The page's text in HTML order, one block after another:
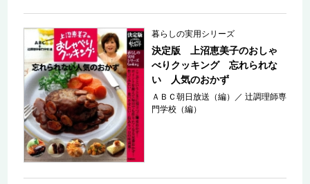
暮らしの実用シリーズ
決定版 上沼恵美子のおしゃ
べりクッキング 忘れられな
い 人気のおかず
ＡＢＣ朝日放送（編） ／辻調理師専
門学校（編）